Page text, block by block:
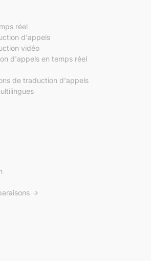
réel
d'appels
vidéo
d'appels en temps réel
de traduction d'appels
→